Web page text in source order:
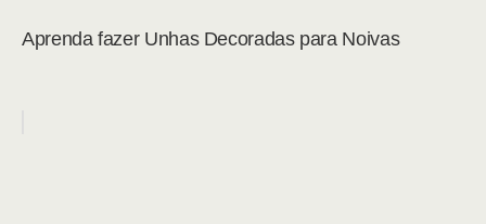
Aprenda fazer Unhas Decoradas para Noivas